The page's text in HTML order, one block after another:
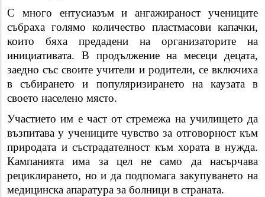
С много ентусиазъм и ангажираност учениците
събраха голямо количество пластмасови капачки,
които бяха предадени на организаторите на
инициативата. В продължение на месеци децата,
заедно със своите учители и родители, се включиха
в събирането и популяризирането на каузата в
своето населено място.
Участието им е част от стремежа на училището да
възпитава у учениците чувство за отговорност към
природата и състрадателност към хората в нужда.
Кампанията има за цел не само да насърчава
рециклирането, но и да подпомага закупуването на
медицинска апаратура за болници в страната.